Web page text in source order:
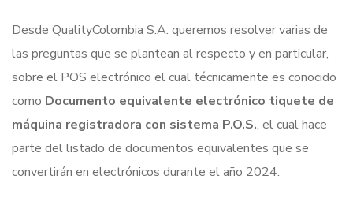
Desde QualityColombia S.A. queremos resolver varias de
las preguntas que se plantean al respecto y en particular,
sobre el POS electrónico el cual técnicamente es conocido
como Documento equivalente electrónico tiquete de
máquina registradora con sistema P.O.S., el cual hace
parte del listado de documentos equivalentes que se
convertirán en electrónicos durante el año 2024.